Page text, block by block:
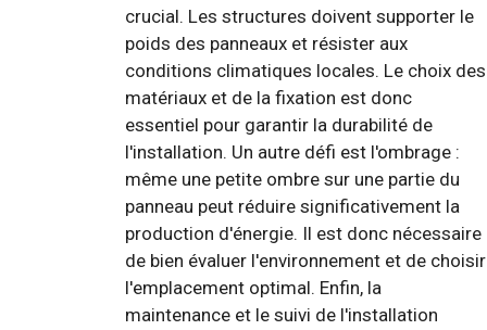
crucial. Les structures doivent supporter le
poids des panneaux et résister aux
conditions climatiques locales. Le choix des
matériaux et de la fixation est donc
essentiel pour garantir la durabilité de
l'installation. Un autre défi est l'ombrage :
même une petite ombre sur une partie du
panneau peut réduire significativement la
production d'énergie. Il est donc nécessaire
de bien évaluer l'environnement et de choisir
l'emplacement optimal. Enfin, la
maintenance et le suivi de l'installation